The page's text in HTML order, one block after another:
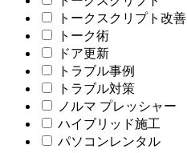
トークスクリプト改善
トーク術
ドア更新
トラブル事例
トラブル対策
ノルマ プレッシャー
ハイブリッド施工
パソコンレンタル